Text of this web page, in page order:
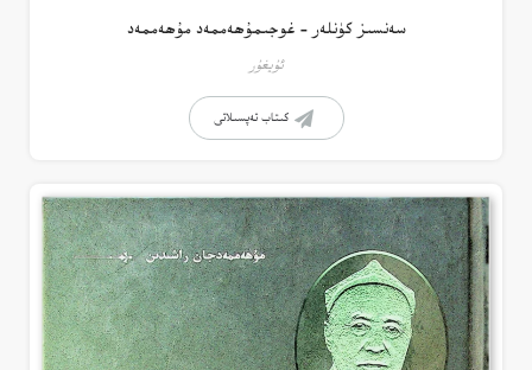
سەنسىز كۈنلەر – غوجىمۇھەممەد مۇھەممەد
ئۇيغۇر
كىتاب تەپسىلاتى